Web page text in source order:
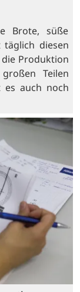
Brote, süße
diesen
Produktion
Teilen
es auch noch